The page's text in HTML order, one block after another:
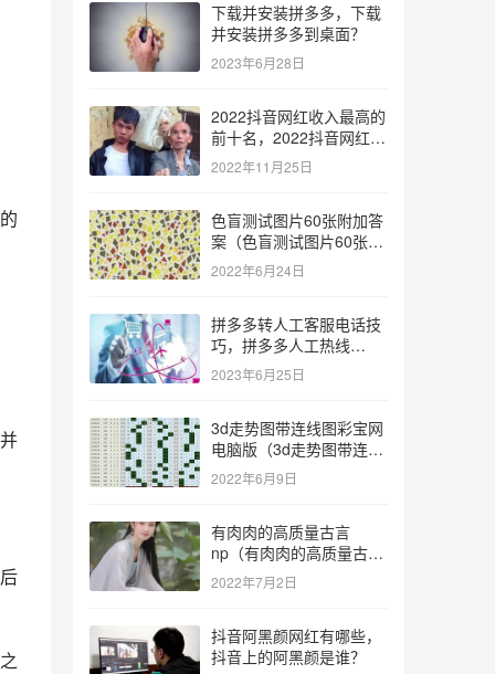
下载并安装拼多多，下载
并安装拼多多到桌面？
2023年6月28日
2022抖音网红收入最高的
前十名，2022抖音网红收
入最高的前十名有哪些？
2022年11月25日
色盲测试图片60张附加答
案（色盲测试图片60张复
杂）
2022年6月24日
拼多多转人工客服电话技
巧，拼多多人工热线
9541344？
2023年6月25日
3d走势图带连线图彩宝网
电脑版（3d走势图带连线
图彩宝网手机版）
2022年6月9日
有肉肉的高质量古言
np（有肉肉的高质量古言
np推荐）
2022年7月2日
抖音阿黑颜网红有哪些，
抖音上的阿黑颜是谁？